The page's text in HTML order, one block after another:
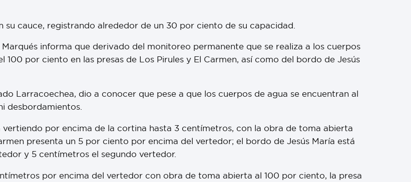
cauce, registrando alrededor de un 30 por ciento de su capacidad.
informa que derivado del monitoreo permanente que se realiza a los cuerpos
por ciento en las presas de Los Pirules y El Carmen, así como del bordo de Jesús
Larracoechea, dio a conocer que pese a que los cuerpos de agua se encuentran al
desbordamientos.
vertiendo por encima de la cortina hasta 3 centímetros, con la obra de toma abierta
presenta un 5 por ciento por encima del vertedor; el bordo de Jesús María está
y 5 centímetros el segundo vertedor.
por encima del vertedor con obra de toma abierta al 100 por ciento, la presa